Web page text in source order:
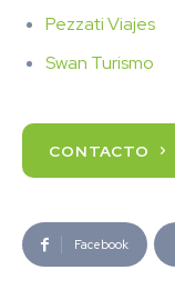
Pezzati Viajes
Swan Turismo
CONTACTO
Facebook